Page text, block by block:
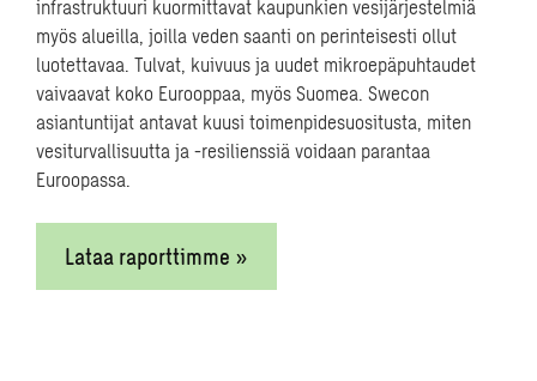
nuorempia kollegoita, kiinnostusta tarjoustoimintaan
osallistumiseen ja halua kehittää
datakeskushankkeiden arkkitehtisuunnittelua yhdessä
osaavan tiimin kanssa.
digitaalista tulevaisuutta!
infrastruktuuri kuormittavat kaupunkien vesijärjestelmiä
myös alueilla, joilla veden saanti on perinteisesti ollut
luotettavaa. Tulvat, kuivuus ja uudet mikroepäpuhtaudet
vaivaavat koko Eurooppaa, myös Suomea. Swecon
asiantuntijat antavat kuusi toimenpidesuositusta, miten
vesiturvallisuutta ja -resilienssiä voidaan parantaa
Euroopassa.
Lataa raporttimme »